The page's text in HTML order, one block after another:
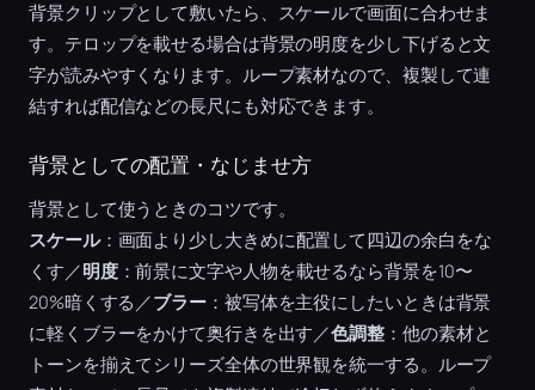
背景クリップとして敷いたら、スケールで画面に合わせま
す。テロップを載せる場合は背景の明度を少し下げると文
字が読みやすくなります。ループ素材なので、複製して連
結すれば配信などの長尺にも対応できます。
背景としての配置・なじませ方
背景として使うときのコツです。
スケール：画面より少し大きめに配置して四辺の余白をな
くす／明度：前景に文字や人物を載せるなら背景を10〜
20%暗くする／ブラー：被写体を主役にしたいときは背景
に軽くブラーをかけて奥行きを出す／色調整 ：他の素材と
トーンを揃えてシリーズ全体の世界観を統一する。ループ